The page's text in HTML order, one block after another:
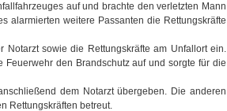
auf und brachte den verletzten Mann
alarmierten weitere Passanten die Rettungskräfte
sowie die Rettungskräfte am Unfallort ein.
den Brandschutz auf und sorgte für die
dem Notarzt übergeben. Die anderen
Rettungskräften betreut.